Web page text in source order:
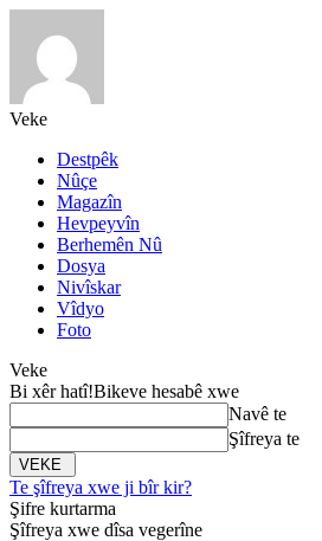
Veke
Destpêk
Nûçe
Magazîn
Hevpeyvîn
Berhemên Nû
Dosya
Nivîskar
Vîdyo
Foto
Veke
Bi xêr hatî!Bikeve hesabê xwe
Navê te
Şîfreya te
Te şîfreya xwe ji bîr kir?
Şifre kurtarma
Şîfreya xwe dîsa vegerîne